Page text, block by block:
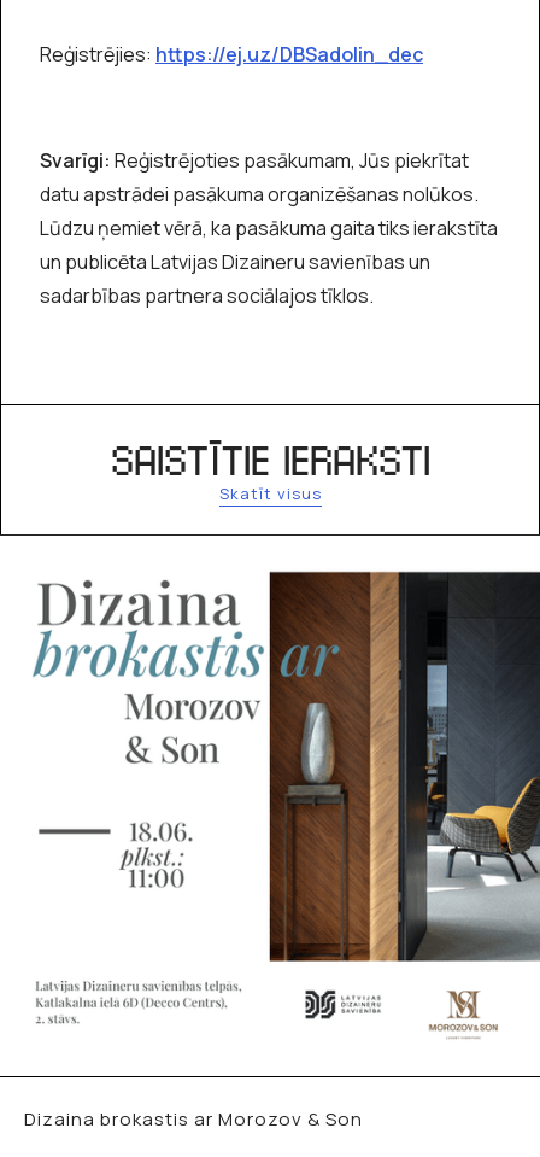
Reģistrējies: https://ej.uz/DBSadolin_dec
Svarīgi: Reģistrējoties pasākumam, Jūs piekrītat
datu apstrādei pasākuma organizēšanas nolūkos.
Lūdzu ņemiet vērā, ka pasākuma gaita tiks ierakstīta
un publicēta Latvijas Dizaineru savienības un
sadarbības partnera sociālajos tīklos.
SAISTĪTIE IERAKSTI
Skatīt visus
Dizaina brokastis ar Morozov & Son